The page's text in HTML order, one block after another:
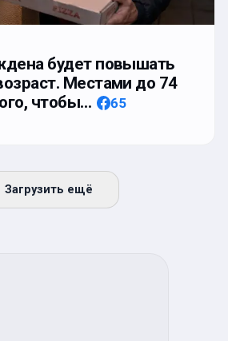
будет повышать
Местами до 74
чтобы…
65
Загрузить ещё